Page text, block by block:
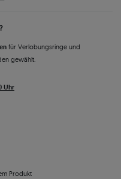
für Verlobungsringe und
gewählt.
Uhr
Produkt